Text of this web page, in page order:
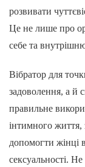
розвивати
Це не лише про
себе та
Вібратор для
задоволення, а й
правильне
інтимного життя,
допомогти жінці
сексуальності.